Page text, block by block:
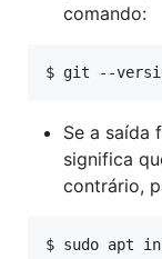
comando:
$ git --
Se a saída
significa
contrário,
$ sudo apt